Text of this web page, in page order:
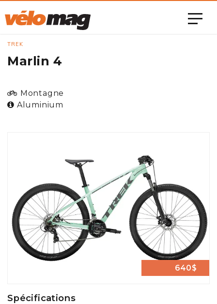
TREK
Marlin 4
Montagne
Aluminium
640$
Spécifications